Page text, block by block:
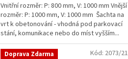
Vnitřní rozměr: P: 800 mm, V: 1000 mm Vnější
rozměr: P: 1000 mm, V: 1000 mm Šachta na
vrt k obetonování - vhodná pod parkovací
stání, komunikace nebo do míst vyšším...
Doprava Zdarma Kód: 2073/21